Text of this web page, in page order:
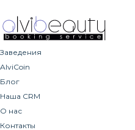
Заведения
AlviCoin
Блог
Наша CRM
О нас
Контакты